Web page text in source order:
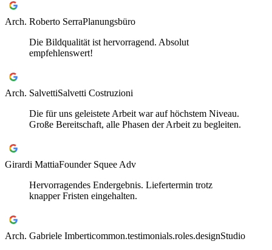
Arch. Roberto SerraPlanungsbüro
Die Bildqualität ist hervorragend. Absolut
empfehlenswert!
Arch. SalvettiSalvetti Costruzioni
Die für uns geleistete Arbeit war auf höchstem Niveau.
Große Bereitschaft, alle Phasen der Arbeit zu begleiten.
Girardi MattiaFounder Squee Adv
Hervorragendes Endergebnis. Liefertermin trotz
knapper Fristen eingehalten.
Arch. Gabriele Imberticommon.testimonials.roles.designStudio